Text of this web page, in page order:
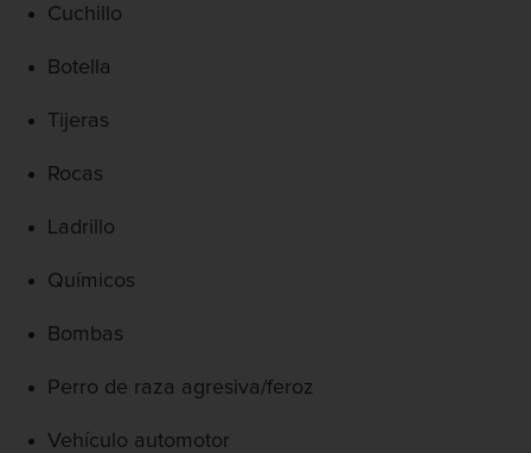
Delitos Contra La Propiedad
Invasión de Propiedad Ajena
Cuchillo
Botella
Tijeras
Rocas
Ladrillo
Químicos
Bombas
Perro de raza agresiva/feroz
Vehículo automotor